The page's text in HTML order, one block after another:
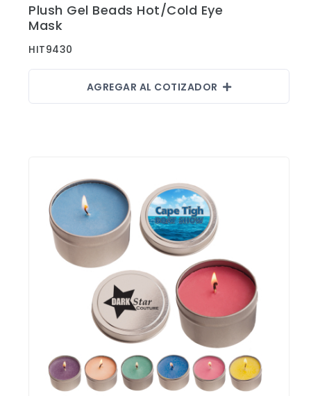
Frazadas
Gorras y Bufandas
Herramientas y llaveros
Manteles y Alfombras
Otros
Outdoor y Ocio
Proteccion e Higiene
ProudPath
Reconocimientos
Regalos por Ocasion
Ver Detalles
Plush Gel Beads Hot/Cold Eye
Mask
HIT9430
AGREGAR AL COTIZADOR